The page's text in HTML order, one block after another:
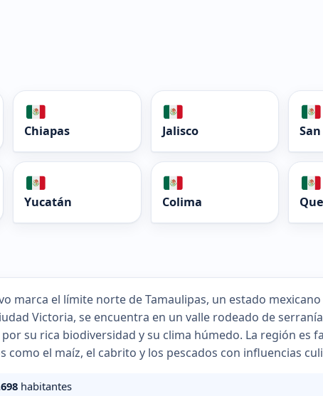
Chiapas Jalisco
Yucatán Colima
marca el límite norte de Tamaulipas, un estado
Victoria, se encuentra en un valle rodeado de
su rica biodiversidad y su clima húmedo. La región es
como el maíz, el cabrito y los pescados con influencias
habitantes